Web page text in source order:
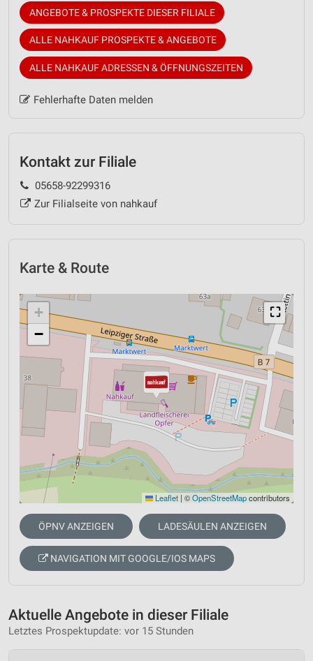
ANGEBOTE & PROSPEKTE DIESER FILIALE
ALLE NAHKAUF PROSPEKTE & ANGEBOTE
ALLE NAHKAUF ADRESSEN & ÖFFNUNGSZEITEN
Fehlerhafte Daten melden
Kontakt zur Filiale
05658-92299316
Zur Filialseite von nahkauf
Karte & Route
⛶
+
−
Leaflet | ©OpenStreetMapcontributors
ÖPNV ANZEIGEN LADESÄULEN ANZEIGEN
NAVIGATION MIT GOOGLE/IOS MAPS
Aktuelle Angebote in dieser Filiale
Letztes Prospektupdate: vor 15 Stunden